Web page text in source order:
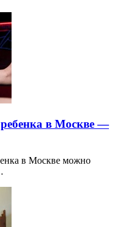
ребенка в Москве —
в Москве можно